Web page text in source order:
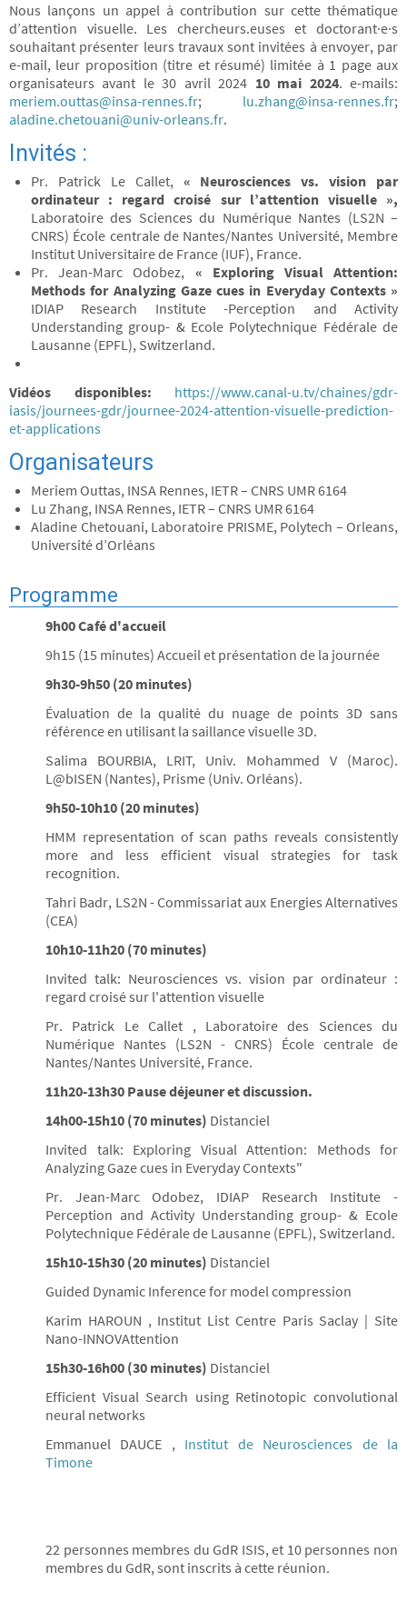
Nous lançons un appel à contribution sur cette thématique
d’attention visuelle. Les chercheurs.euses et doctorant·e·s
souhaitant présenter leurs travaux sont invitées à envoyer, par
e-mail, leur proposition (titre et résumé) limitée à 1 page aux
organisateurs avant le 30 avril 2024 10 mai 2024. e-mails:
meriem.outtas@insa-rennes.fr; lu.zhang@insa-rennes.fr;
aladine.chetouani@univ-orleans.fr.
Invités :
Pr. Patrick Le Callet, « Neurosciences vs. vision par
ordinateur : regard croisé sur l’attention visuelle »,
Laboratoire des Sciences du Numérique Nantes (LS2N –
CNRS) École centrale de Nantes/Nantes Université, Membre
Institut Universitaire de France (IUF), France.
Pr. Jean-Marc Odobez, « Exploring Visual Attention:
Methods for Analyzing Gaze cues in Everyday Contexts »
IDIAP Research Institute -Perception and Activity
Understanding group- & Ecole Polytechnique Fédérale de
Lausanne (EPFL), Switzerland.
Vidéos disponibles: https://www.canal-u.tv/chaines/gdr-
iasis/journees-gdr/journee-2024-attention-visuelle-prediction-
et-applications
Organisateurs
Meriem Outtas, INSA Rennes, IETR – CNRS UMR 6164
Lu Zhang, INSA Rennes, IETR – CNRS UMR 6164
Aladine Chetouani, Laboratoire PRISME, Polytech – Orleans,
Université d’Orléans
Programme
9h00 Café d'accueil
9h15 (15 minutes) Accueil et présentation de la journée
9h30-9h50 (20 minutes)
Évaluation de la qualité du nuage de points 3D sans
référence en utilisant la saillance visuelle 3D.
Salima BOURBIA, LRIT, Univ. Mohammed V (Maroc).
L@bISEN (Nantes), Prisme (Univ. Orléans).
9h50-10h10 (20 minutes)
HMM representation of scan paths reveals consistently
more and less efficient visual strategies for task
recognition.
Tahri Badr, LS2N - Commissariat aux Energies Alternatives
(CEA)
10h10-11h20 (70 minutes)
Invited talk: Neurosciences vs. vision par ordinateur :
regard croisé sur l'attention visuelle
Pr. Patrick Le Callet , Laboratoire des Sciences du
Numérique Nantes (LS2N - CNRS) École centrale de
Nantes/Nantes Université, France.
11h20-13h30 Pause déjeuner et discussion.
14h00-15h10 (70 minutes) Distanciel
Invited talk: Exploring Visual Attention: Methods for
Analyzing Gaze cues in Everyday Contexts"
Pr. Jean-Marc Odobez, IDIAP Research Institute -
Perception and Activity Understanding group- & Ecole
Polytechnique Fédérale de Lausanne (EPFL), Switzerland.
15h10-15h30 (20 minutes) Distanciel
Guided Dynamic Inference for model compression
Karim HAROUN , Institut List Centre Paris Saclay | Site
Nano-INNOVAttention
15h30-16h00 (30 minutes) Distanciel
Efficient Visual Search using Retinotopic convolutional
neural networks
Emmanuel DAUCE , Institut de Neurosciences de la
Timone
22 personnes membres du GdR ISIS, et 10 personnes non
membres du GdR, sont inscrits à cette réunion.